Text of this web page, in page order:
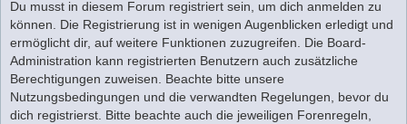
Du musst in diesem Forum registriert sein, um dich anmelden zu
können. Die Registrierung ist in wenigen Augenblicken erledigt und
ermöglicht dir, auf weitere Funktionen zuzugreifen. Die Board-
Administration kann registrierten Benutzern auch zusätzliche
Berechtigungen zuweisen. Beachte bitte unsere
Nutzungsbedingungen und die verwandten Regelungen, bevor du
dich registrierst. Bitte beachte auch die jeweiligen Forenregeln,